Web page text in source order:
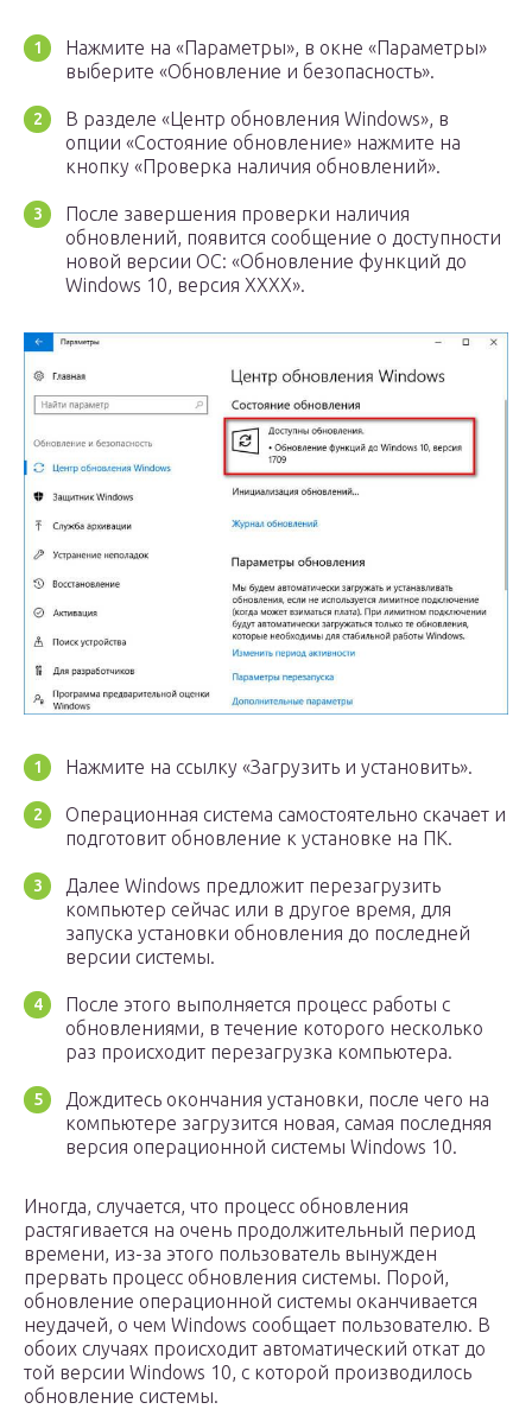
Нажмите на «Параметры», в окне «Параметры»
выберите «Обновление и безопасность».
В разделе «Центр обновления Windows», в
опции «Состояние обновление» нажмите на
кнопку «Проверка наличия обновлений».
После завершения проверки наличия
обновлений, появится сообщение о доступности
новой версии ОС: «Обновление функций до
Windows 10, версия ХХХХ».
Нажмите на ссылку «Загрузить и установить».
Операционная система самостоятельно скачает и
подготовит обновление к установке на ПК.
Далее Windows предложит перезагрузить
компьютер сейчас или в другое время, для
запуска установки обновления до последней
версии системы.
После этого выполняется процесс работы с
обновлениями, в течение которого несколько
раз происходит перезагрузка компьютера.
Дождитесь окончания установки, после чего на
компьютере загрузится новая, самая последняя
версия операционной системы Windows 10.
Иногда, случается, что процесс обновления
растягивается на очень продолжительный период
времени, из-за этого пользователь вынужден
прервать процесс обновления системы. Порой,
обновление операционной системы оканчивается
неудачей, о чем Windows сообщает пользователю. В
обоих случаях происходит автоматический откат до
той версии Windows 10, с которой производилось
обновление системы.